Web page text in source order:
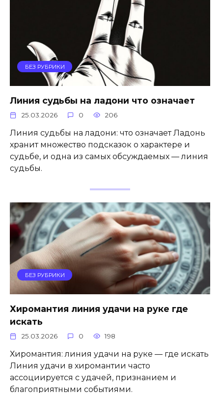
БЕЗ РУБРИКИ
Линия судьбы на ладони что означает
25.03.2026 0 206
Линия судьбы на ладони: что означает Ладонь
хранит множество подсказок о характере и
судьбе, и одна из самых обсуждаемых — линия
судьбы.
БЕЗ РУБРИКИ
Хиромантия линия удачи на руке где
искать
25.03.2026 0 198
Хиромантия: линия удачи на руке — где искать
Линия удачи в хиромантии часто
ассоциируется с удачей, признанием и
благоприятными событиями.